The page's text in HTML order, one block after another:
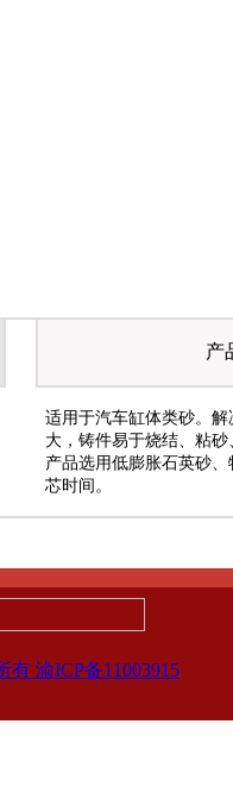
产
适用于汽车缸体类砂。
大，铸件易于烧结、粘
产品选用低膨胀石英砂
芯时间。
有 渝ICP备11003915